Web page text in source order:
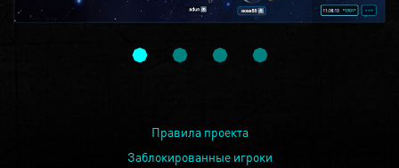
Правила проекта
Заблокированные игроки